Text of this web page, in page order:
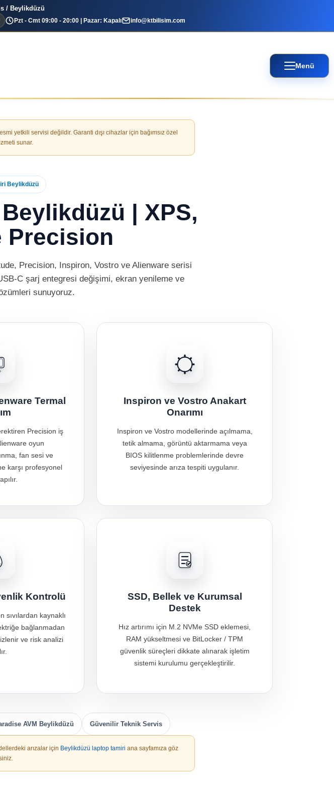
/ Beylikdüzü
Pzt - Cmt 09:00 - 20:00 | Pazar: Kapalı info@ktbilisim.com
Menü
yetkili servisi değildir. Garanti dışı cihazlar için bağımsız özel
sunar.
Beylikdüzü
| XPS,
Precision
Precision, Inspiron, Vostro ve Alienware serisi
C şarj entegresi değişimi, ekran yenileme ve
sunuyoruz.
Termal
Precision iş
oyun
fan sesi ve
karşı profesyonel
Inspiron ve Vostro Anakart
Onarımı
Inspiron ve Vostro modellerinde açılmama,
tetik almama, görüntü aktarmama veya
BIOS kilitlenme problemlerinde devre
seviyesinde arıza tespiti uygulanır.
Kontrolü
sıvılardan kaynaklı
bağlanmadan
ve risk analizi
SSD, Bellek ve Kurumsal
Destek
Hız artırımı için M.2 NVMe SSD eklemesi,
RAM yükseltmesi ve BitLocker / TPM
güvenlik süreçleri dikkate alınarak işletim
sistemi kurulumu gerçekleştirilir.
AVM Beylikdüzü Güvenilir Teknik Servis
arızalar için Beylikdüzü laptop tamiri ana sayfamıza göz